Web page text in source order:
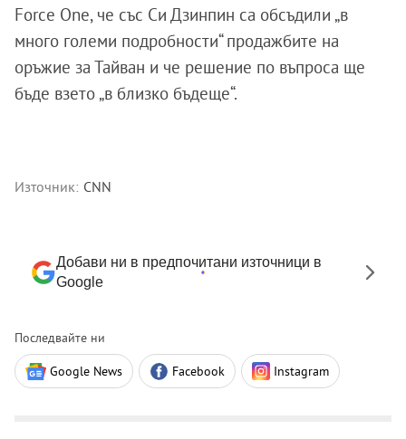
Force One, че със Си Дзинпин са обсъдили „в
много големи подробности“ продажбите на
оръжие за Тайван и че решение по въпроса ще
бъде взето „в близко бъдеще“.
Източник: CNN
Добави ни в предпочитани източници в
Google
Последвайте ни
Google News Facebook Instagram